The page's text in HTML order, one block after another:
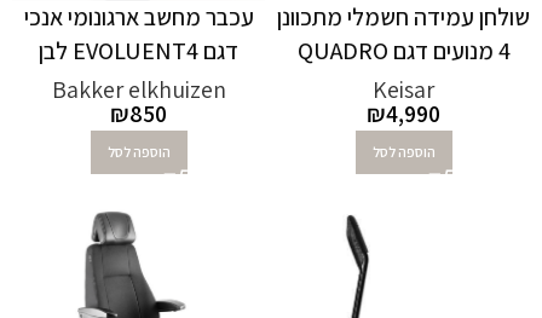
שולחן עמידה חשמלי מתכוונן
4 מנועים דגם QUADRO
Keisar
₪4,990
הוספה לסל
עכבר מחשב ארגונומי אנכי
דגם EVOLUENT4 לבן
Bakker elkhuizen
₪850
הוספה לסל